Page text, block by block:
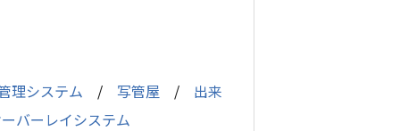
理システム / 写管屋 / 出来
バーレイシステム